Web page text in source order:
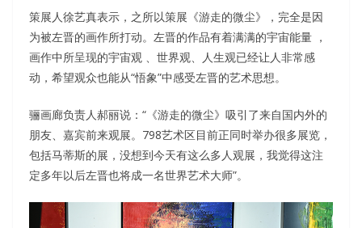
策展人徐艺真表示，之所以策展《游走的微尘》，完全是因
为被左晋的画作所打动。左晋的作品有着满满的宇宙能量 ，
画作中所呈现的宇宙观 、世界观、人生观已经让人非常感
动，希望观众也能从“悟象”中感受左晋的艺术思想。
骊画廊负责人郝丽说：“《游走的微尘》吸引了来自国内外的
朋友、嘉宾前来观展。798艺术区目前正同时举办很多展览，
包括马蒂斯的展，没想到今天有这么多人观展，我觉得这注
定多年以后左晋也将成一名世界艺术大师”。